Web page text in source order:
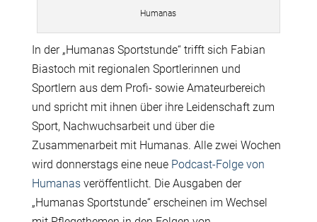
Humanas
In der „Humanas Sportstunde“ trifft sich Fabian
Biastoch mit regionalen Sportlerinnen und
Sportlern aus dem Profi- sowie Amateurbereich
und spricht mit ihnen über ihre Leidenschaft zum
Sport, Nachwuchsarbeit und über die
Zusammenarbeit mit Humanas. Alle zwei Wochen
wird donnerstags eine neue Podcast-Folge von
Humanasveröffentlicht. Die Ausgaben der
„Humanas Sportstunde“ erscheinen im Wechsel